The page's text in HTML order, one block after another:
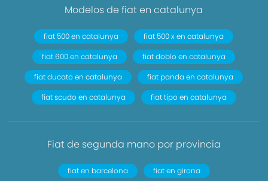
Modelos de fiat en catalunya
fiat 500 en catalunya
fiat 500 x en catalunya
fiat 600 en catalunya
fiat doblo en catalunya
fiat ducato en catalunya
fiat panda en catalunya
fiat scudo en catalunya
fiat tipo en catalunya
Fiat de segunda mano por provincia
fiat en barcelona fiat en girona